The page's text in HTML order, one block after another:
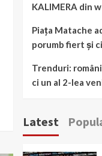
KALIMERA din
Piața Matache
porumb fiert și
Trenduri:
ci un al 2-lea
Latest